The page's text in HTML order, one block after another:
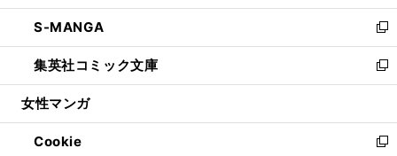
開
く
ウ
で
開
く
ン
ド
ウ
で
開
ウ
ィ
ン
ド
ウ
開
く
し
い
ウ
ィ
ン
ウ
で
S-MANGA
新
し
い
ウ
ン
ド
集英社コミック文庫
新
し
ウ
ィ
女性マンガ
Cookie 新